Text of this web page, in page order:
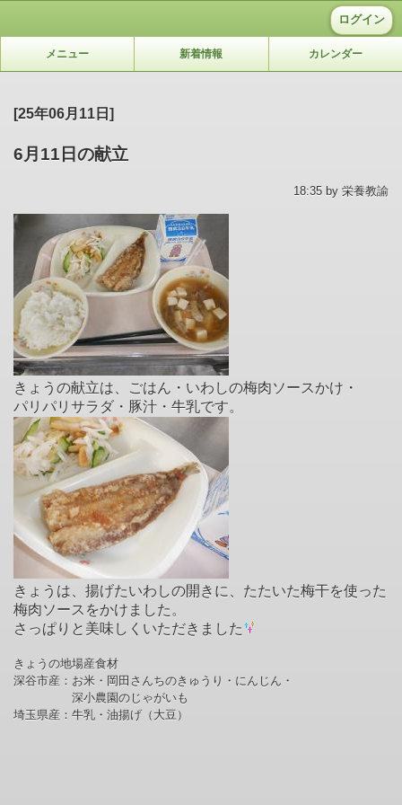
ログイン
メニュー 新着情報 カレンダー
[25年06月11日]
6月11日の献立
18:35 by 栄養教諭
きょうの献立は、ごはん・いわしの梅肉ソースかけ・
パリパリサラダ・豚汁・牛乳です。
きょうは、揚げたいわしの開きに、たたいた梅干を使った
梅肉ソースをかけました。
さっぱりと美味しくいただきました
きょうの地場産食材
深谷市産：お米・岡田さんちのきゅうり・ にんじん・
深小農園のじゃがいも
埼玉県産：牛乳・油揚げ（大豆）